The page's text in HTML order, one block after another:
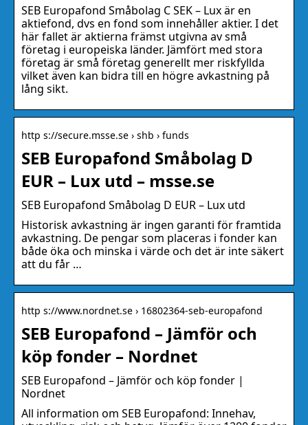
SEB Europafond Småbolag C SEK – Lux är en
aktiefond, dvs en fond som innehåller aktier. I det
här fallet är aktierna främst utgivna av små
företag i europeiska länder. Jämfört med stora
företag är små företag generellt mer riskfyllda
vilket även kan bidra till en högre avkastning på
lång sikt.
http s://secure.msse.se › shb › funds
SEB Europafond Småbolag D
EUR – Lux utd – msse.se
SEB Europafond Småbolag D EUR – Lux utd
Historisk avkastning är ingen garanti för framtida
avkastning. De pengar som placeras i fonder kan
både öka och minska i värde och det är inte säkert
att du får …
http s://www.nordnet.se › 16802364-seb-europafond
SEB Europafond – Jämför och
köp fonder – Nordnet
SEB Europafond – Jämför och köp fonder |
Nordnet
All information om SEB Europafond: Innehav,